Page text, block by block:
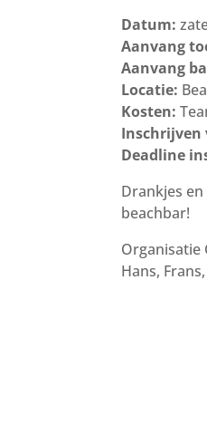
Datum:
Aanvang
Aanvang
Locatie:
Kosten:
Inschrijven
Deadline
Drankjes
beachbar!
Organisatie
Hans,